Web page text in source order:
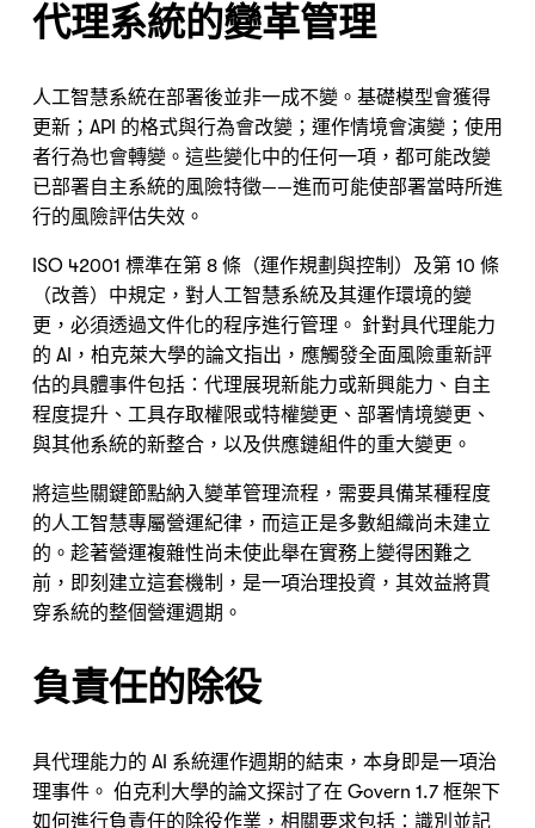
代理系統的變革管理
人工智慧系統在部署後並非一成不變。基礎模型會獲得
更新；API 的格式與行為會改變；運作情境會演變；使用
者行為也會轉變。這些變化中的任何一項，都可能改變
已部署自主系統的風險特徵——進而可能使部署當時所進
行的風險評估失效。
ISO 42001 標準在第 8 條（運作規劃與控制）及第 10 條
（改善）中規定，對人工智慧系統及其運作環境的變
更，必須透過文件化的程序進行管理。 針對具代理能力
的 AI，柏克萊大學的論文指出，應觸發全面風險重新評
估的具體事件包括：代理展現新能力或新興能力、自主
程度提升、工具存取權限或特權變更、部署情境變更、
與其他系統的新整合，以及供應鏈組件的重大變更。
將這些關鍵節點納入變革管理流程，需要具備某種程度
的人工智慧專屬營運紀律，而這正是多數組織尚未建立
的。趁著營運複雜性尚未使此舉在實務上變得困難之
前，即刻建立這套機制，是一項治理投資，其效益將貫
穿系統的整個營運週期。
負責任的除役
具代理能力的 AI 系統運作週期的結束，本身即是一項治
理事件。 伯克利大學的論文探討了在 Govern 1.7 框架下
如何進行負責任的除役作業，相關要求包括：識別並記